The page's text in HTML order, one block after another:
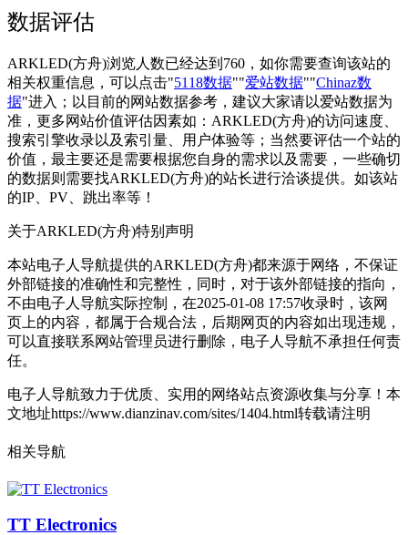
数据评估
ARKLED(方舟)浏览人数已经达到760，如你需要查询该站的
相关权重信息，可以点击"5118数据""爱站数据""Chinaz数
据"进入；以目前的网站数据参考，建议大家请以爱站数据为
准，更多网站价值评估因素如：ARKLED(方舟)的访问速度、
搜索引擎收录以及索引量、用户体验等；当然要评估一个站的
价值，最主要还是需要根据您自身的需求以及需要，一些确切
的数据则需要找ARKLED(方舟)的站长进行洽谈提供。如该站
的IP、PV、跳出率等！
关于ARKLED(方舟)特别声明
本站电子人导航提供的ARKLED(方舟)都来源于网络，不保证
外部链接的准确性和完整性，同时，对于该外部链接的指向，
不由电子人导航实际控制，在2025-01-08 17:57收录时，该网
页上的内容，都属于合规合法，后期网页的内容如出现违规，
可以直接联系网站管理员进行删除，电子人导航不承担任何责
任。
电子人导航致力于优质、实用的网络站点资源收集与分享！ 本
文地址https://www.dianzinav.com/sites/1404.html转载请注明
相关导航
TT Electronics